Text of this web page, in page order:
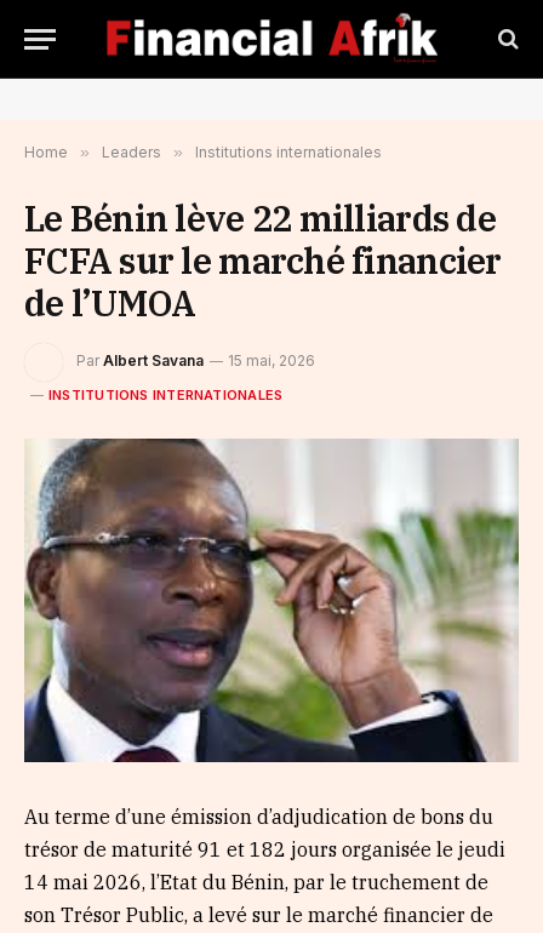
Home » Leaders » Institutions internationales
Le Bénin lève 22 milliards de
FCFA sur le marché financier
de l’UMOA
Par Albert Savana 15 mai, 2026
INSTITUTIONS INTERNATIONALES
Au terme d’une émission d’adjudication de bons du
trésor de maturité 91 et 182 jours organisée le jeudi
14 mai 2026, l’Etat du Bénin, par le truchement de
son Trésor Public, a levé sur le marché financier de